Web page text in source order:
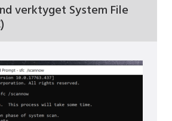
verktyget System File